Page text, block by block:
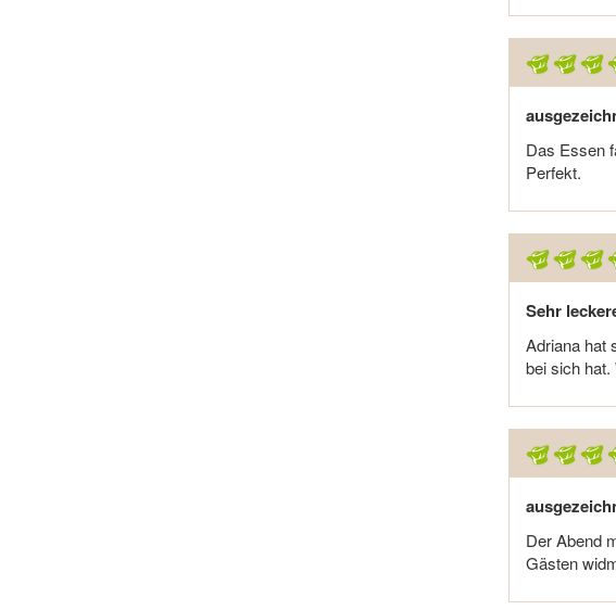
Das Essen
Perfekt.
Sehr
Adriana hat
bei sich hat.
Der Abend
Gästen